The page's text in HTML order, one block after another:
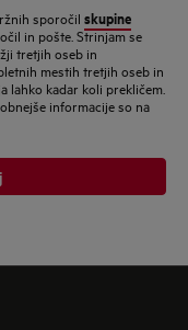
da bo vaš
povezan z istim
naprava.
začeti s
sporočil skupine
in pošte. Strinjam se
tretjih oseb in
mestih tretjih oseb in
lahko kadar koli prekličem.
informacije so na